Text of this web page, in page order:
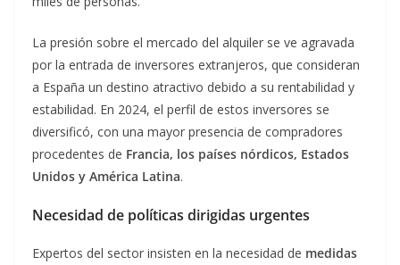
La presión sobre el mercado del alquiler se ve agravada
por la entrada de inversores extranjeros, que consideran
a España un destino atractivo debido a su rentabilidad y
estabilidad. En 2024, el perfil de estos inversores se
diversificó, con una mayor presencia de compradores
procedentes de Francia, los países nórdicos, Estados
Unidos y América Latina.
Necesidad de políticas dirigidas urgentes
Expertos del sector insisten en la necesidad de medidas